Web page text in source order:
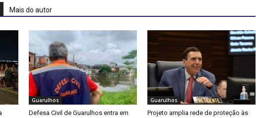
Mais do autor
Guarulhos
Defesa Civil de Guarulhos entra em
Guarulhos
Projeto amplia rede de proteção às